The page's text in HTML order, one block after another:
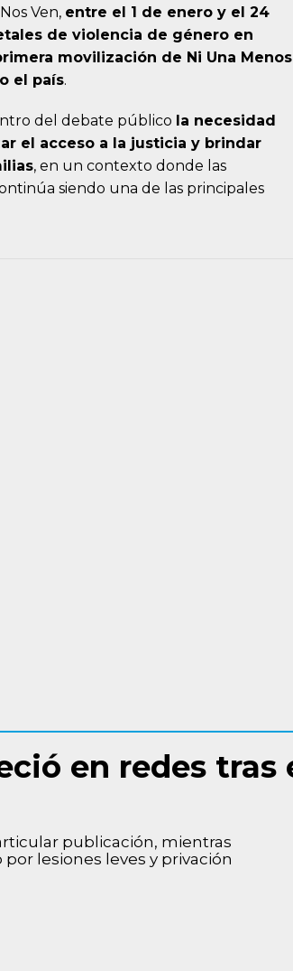
Ven, entre el 1 de enero y el 24
de violencia de género en
movilización de Ni Una Menos
el país.
del debate público la necesidad
el acceso a la justicia y brindar
, en un contexto donde las
siendo una de las principales